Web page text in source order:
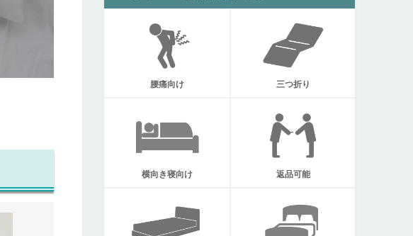
腰痛向け 三つ折り
横向き寝向け 返品可能